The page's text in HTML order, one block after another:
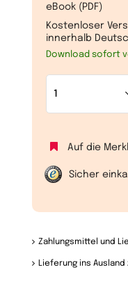
eBook (PDF)
Kostenloser
innerhalb
Download sofort
Auf die
Sicher
Zahlungsmittel und
Lieferung ins